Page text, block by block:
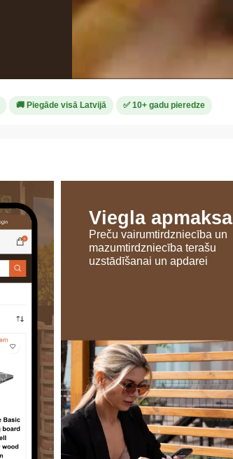
🚚 Piegāde visā Latvijā ✅ 10+ gadu pieredze
Viegla apmaksa
Preču vairumtirdzniecība un
mazumtirdzniecība terašu
uzstādīšanai un apdarei